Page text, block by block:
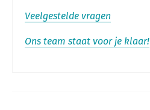
Veelgestelde vragen
Ons team staat voor je klaar!